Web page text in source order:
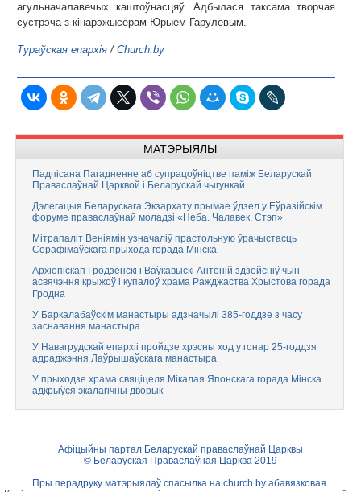
агульначалавечых каштоўнасцяў. Адбылася таксама творчая
сустрэча з кінарэжысёрам Юрыем Гарулёвым.
Тураўская епархія / Church.by
МАТЭРЫЯЛЫ
Падпісана Пагадненне аб супрацоўніцтве паміж Беларускай
Праваслаўнай Царквой і Беларускай чыгункай
Дэлегацыя Беларускага Экзархату прымае ўдзел у Еўразійскім
форуме праваслаўнай моладзі «Неба. Чалавек. Стэп»
Мітрапаліт Веніямін узначаліў прастольную ўрачыстасць
Серафімаўскага прыхода горада Мінска
Архіепіскап Гродзенскі і Ваўкавыскі Антоній здзейсніў чын
асвячэння крыжоў і купалоў храма Ражджаства Хрыстова горада
Гродна
У Баркалабаўскім манастыры адзначылі 385-годдзе з часу
заснавання манастыра
У Навагрудскай епархіі пройдзе хрэсны ход у гонар 25-годдзя
адраджэння Лаўрышаўскага манастыра
У прыходзе храма свяціцеля Мікалая Японскага горада Мінска
адкрыўся экалагічны дворык
Афіцыйны партал Беларускай праваслаўнай Царквы
© Беларуская Праваслаўная Царква 2019
Пры перадруку матэрыялаў спасылка на church.by абавязковая.